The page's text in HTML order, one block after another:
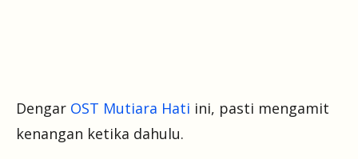
Dengar OST Mutiara Hati ini, pasti mengamit
kenangan ketika dahulu.